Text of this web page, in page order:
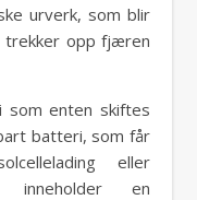
urverk, som blir
opp fjæren
enten skiftes
batteri, som får
eller
inneholder en